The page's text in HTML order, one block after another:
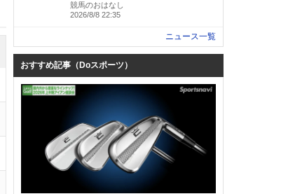
競馬のおはなし
2026/8/8 22:35
ニュース一覧
おすすめ記事（Doスポーツ）